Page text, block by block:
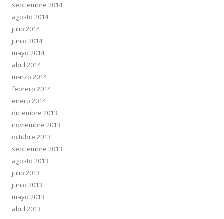
septiembre 2014
agosto 2014
julio 2014
junio 2014
mayo 2014
abril 2014
marzo 2014
febrero 2014
enero 2014
diciembre 2013
noviembre 2013
octubre 2013
septiembre 2013
agosto 2013
julio 2013
junio 2013
mayo 2013
abril 2013